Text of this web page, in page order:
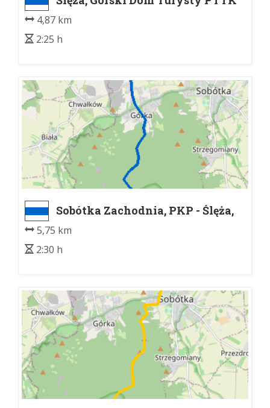
(700 m n.p.m.) - Przełęcz Tąpadła
(384 m n.p.m.)
4,87 km
2:25 h
Sobótka Zachodnia, PKP - Ślęża,
Górski Dom Turysty PTTK (700 m
n.p.m.)
5,75 km
2:30 h